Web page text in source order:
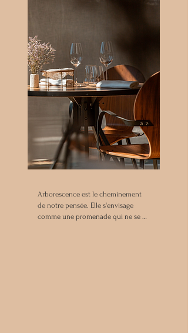
Arborescence est le cheminement
de notre pensée. Elle s'envisage
comme une promenade qui ne se